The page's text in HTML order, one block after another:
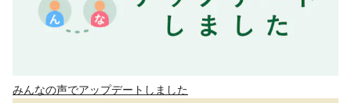
みんなの声でアップデートしました